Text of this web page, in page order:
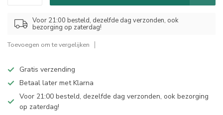
Voor 21:00 besteld, dezelfde dag verzonden, ook
bezorging op zaterdag!
Toevoegen om te vergelijken
Gratis verzending
Betaal later met Klarna
Voor 21:00 besteld, dezelfde dag verzonden, ook bezorging
op zaterdag!